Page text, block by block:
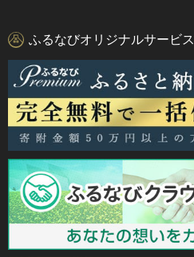
ふるなびオリジナルサービス